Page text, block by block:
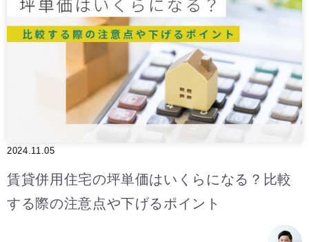
2024.11.05
賃貸併用住宅の坪単価はいくらになる？比較
する際の注意点や下げるポイント